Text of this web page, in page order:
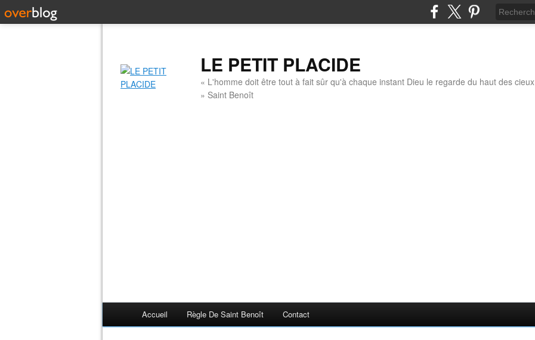
LE PETIT PLACIDE
« L'homme doit être tout à fait sûr qu'à chaque instant Dieu le regarde du haut des cieux
» Saint Benoît
Accueil Règle De Saint Benoît Contact